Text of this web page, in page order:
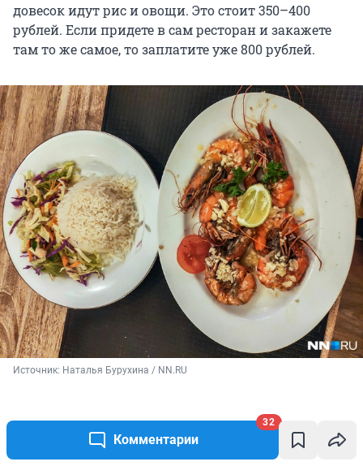
Комментарии
32
довесок идут рис и овощи. Это стоит 350–400
рублей. Если придете в сам ресторан и закажете
там то же самое, то заплатите уже 800 рублей.
Источник: Наталья Бурухина / NN.RU
Продажа алкоголя на Шри-Ланке не совсем для
нас привычна. В продуктовых магазинах купить